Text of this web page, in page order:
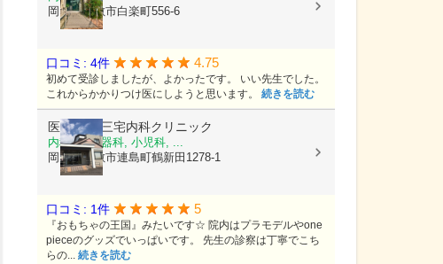
岡山県倉敷市白楽町556-6
口コミ: 4件 4.75
初めて受診しましたが、よかったです。 いい先生でした。
これからかかりつけ医にしようと思います。 続きを読む
医療法人 三宅内科クリニック
内科, 消化器科, 小児科, ...
岡山県倉敷市連島町鶴新田1278-1
口コミ: 1件 5
『おもちゃの王国』みたいです☆ 院内はプラモデルやone
pieceのグッズでいっぱいです。 先生の診察は丁寧でこち
らの... 続きを読む